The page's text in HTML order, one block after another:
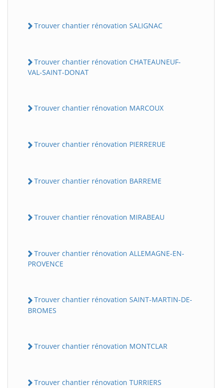
Trouver chantier rénovation SALIGNAC
Trouver chantier rénovation CHATEAUNEUF-
VAL-SAINT-DONAT
Trouver chantier rénovation MARCOUX
Trouver chantier rénovation PIERRERUE
Trouver chantier rénovation BARREME
Trouver chantier rénovation MIRABEAU
Trouver chantier rénovation ALLEMAGNE-EN-
PROVENCE
Trouver chantier rénovation SAINT-MARTIN-DE-
BROMES
Trouver chantier rénovation MONTCLAR
Trouver chantier rénovation TURRIERS